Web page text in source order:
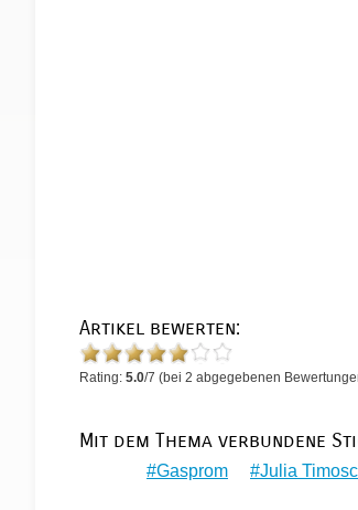
Artikel bewerten:
Rating: 5.0/7 (bei 2 abgegebenen
Mit dem Thema verbundene
Gasprom Julia